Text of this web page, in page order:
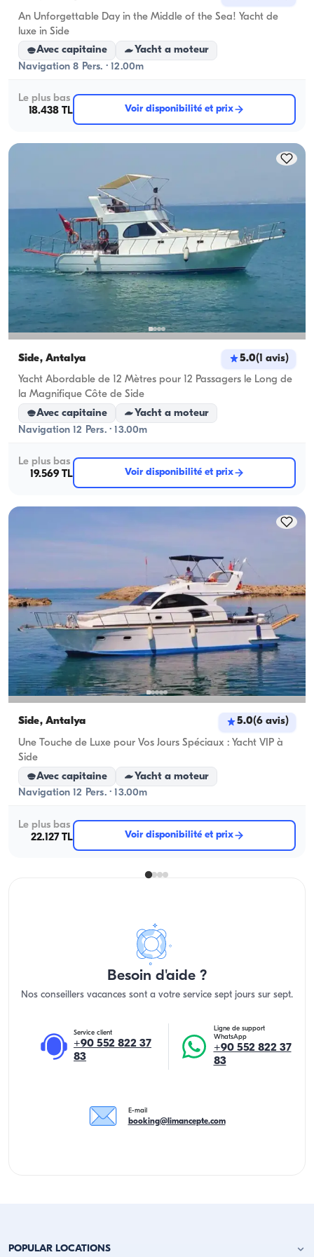
An Unforgettable Day in the Middle of the Sea! Yacht de
luxe in Side
Avec capitaine
Yacht a moteur
Navigation 8 Pers. · 12.00m
Le plus bas
18.438 TL
Voir disponibilité et prix
Side, Antalya 5.0(1 avis)
Yacht Abordable de 12 Mètres pour 12 Passagers le Long de
la Magnifique Côte de Side
Avec capitaine
Yacht a moteur
Navigation 12 Pers. · 13.00m
Le plus bas
19.569 TL
Voir disponibilité et prix
Side, Antalya 5.0(6 avis)
Une Touche de Luxe pour Vos Jours Spéciaux : Yacht VIP à
Side
Avec capitaine
Yacht a moteur
Navigation 12 Pers. · 13.00m
Le plus bas
22.127 TL
Voir disponibilité et prix
Besoin d'aide ?
Nos conseillers vacances sont a votre service sept jours sur sept.
Service client
+90 552 822 37
83
Ligne de support
WhatsApp
+90 552 822 37
83
E-mail
booking@limancepte.com
POPULAR LOCATIONS